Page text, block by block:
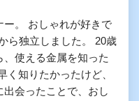
。 おしゃれが好きで
ら独立しました。 20歳
使える金属を知った
く知りたかったけど、
会ったことで、おし